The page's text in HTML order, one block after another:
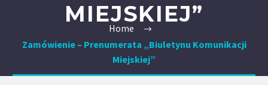
MIEJSKIEJ”
Home
Zamówienie – Prenumerata „Biuletynu Komunikacji
Miejskiej”